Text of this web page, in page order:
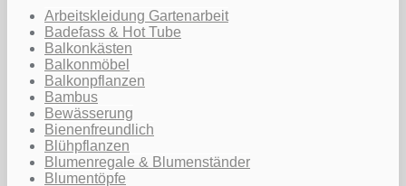
Arbeitskleidung Gartenarbeit
Badefass & Hot Tube
Balkonkästen
Balkonmöbel
Balkonpflanzen
Bambus
Bewässerung
Bienenfreundlich
Blühpflanzen
Blumenregale & Blumenständer
Blumentöpfe